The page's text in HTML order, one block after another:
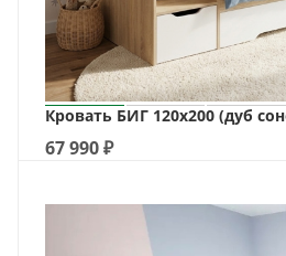
Кровать БИГ 120х200 (дуб
67 990₽